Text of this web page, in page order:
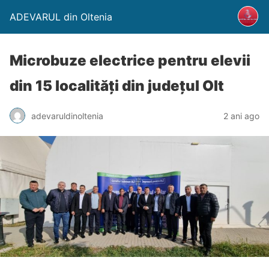
ADEVARUL din Oltenia
Microbuze electrice pentru elevii
din 15 localități din județul Olt
adevaruldinoltenia 2 ani ago